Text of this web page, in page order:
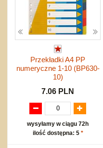
Przekładki A4 PP
numeryczne 1-10 (BP630-
10)
7.06 PLN
wysyłamy w ciągu 72h
ilość dostępna: 5 *